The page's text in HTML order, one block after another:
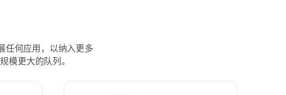
任何应用，以纳入更多
模更大的队列。